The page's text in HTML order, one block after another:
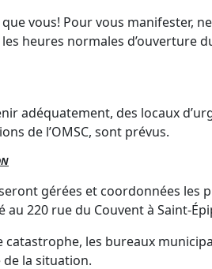
vous! Pour vous manifester,
heures normales d’ouverture
adéquatement, des locaux
de l’OMSC, sont prévus.
gérées et coordonnées
220 rue du Couvent à Saint-
catastrophe, les bureaux
la situation.